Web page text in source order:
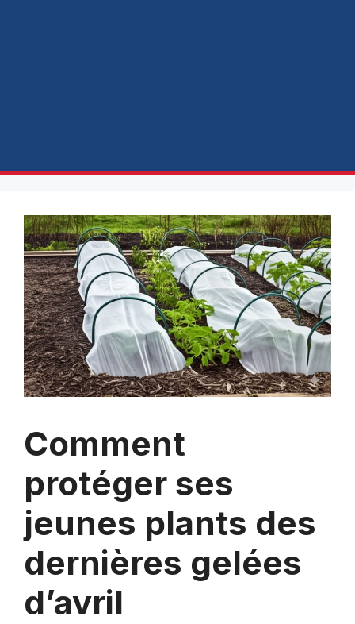
Comment
protéger ses
jeunes plants des
dernières gelées
d’avril